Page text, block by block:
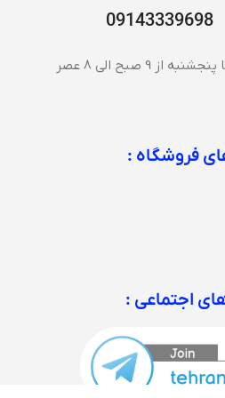
09143339698
از 9 صبح الی 8 عصر
فروشگاه :
اجتماعی :